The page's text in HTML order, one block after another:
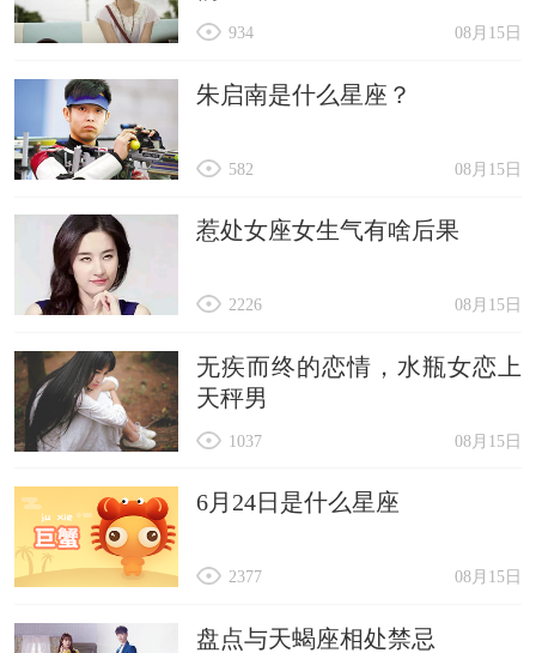
08月15日
934
朱启南是什么星座？
08月15日
582
惹处女座女生气有啥后果
08月15日
2226
无疾而终的恋情，水瓶女恋上
天秤男
08月15日
1037
6月24日是什么星座
08月15日
2377
盘点与天蝎座相处禁忌